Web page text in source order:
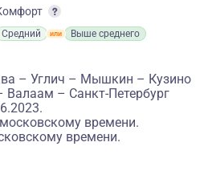
Средний Выше среднего
– Углич – Мышкин – Кузино
– Санкт-Петербург
времени.
времени.